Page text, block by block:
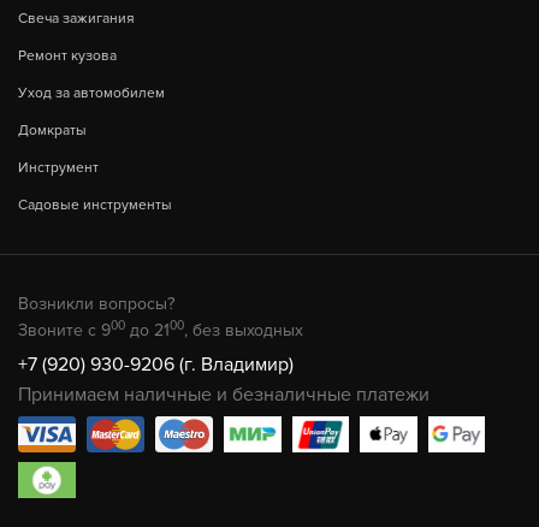
Свеча зажигания
Ремонт кузова
Уход за автомобилем
Домкраты
Инструмент
Садовые инструменты
Возникли вопросы?
Звоните с 900 до 2100, без выходных
+7 (920) 930-9206 (г. Владимир)
Принимаем наличные и безналичные платежи